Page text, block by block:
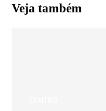
Veja também